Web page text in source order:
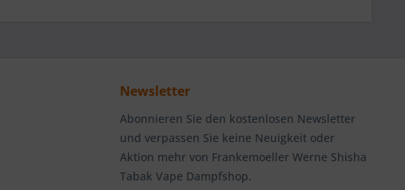
Newsletter
Abonnieren Sie den kostenlosen Newsletter
und verpassen Sie keine Neuigkeit oder
Aktion mehr von Frankemoeller Werne Shisha
Tabak Vape Dampfshop.